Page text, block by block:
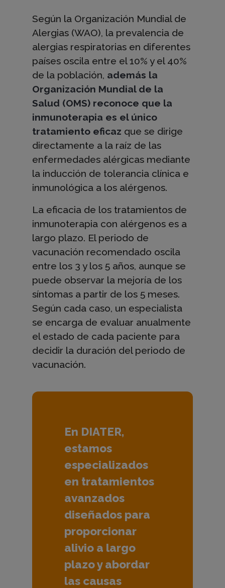
s
d
e
i
n
m
u
n
o
t
e
r
Según la Organización Mundial de
Alergias (WAO), la prevalencia de
alergias respiratorias en diferentes
países oscila entre el 10% y el 40%
de la población, además la
Organización Mundial de la
Salud (OMS) reconoce que la
inmunoterapia es el único
tratamiento eficaz que se dirige
directamente a la raíz de las
enfermedades alérgicas mediante
la inducción de tolerancia clínica e
inmunológica a los alérgenos.
La eficacia de los tratamientos de
inmunoterapia con alérgenos es a
largo plazo. El periodo de
vacunación recomendado oscila
entre los 3 y los 5 años, aunque se
puede observar la mejoría de los
síntomas a partir de los 5 meses.
Según cada caso, un especialista
se encarga de evaluar anualmente
el estado de cada paciente para
decidir la duración del periodo de
vacunación.
En DIATER,
estamos
especializados
en tratamientos
avanzados
diseñados para
proporcionar
alivio a largo
plazo y abordar
las causas